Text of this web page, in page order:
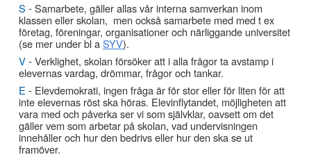
S - Samarbete, gäller allas vår interna samverkan inom
klassen eller skolan, men också samarbete med med t ex
företag, föreningar, organisationeroch närliggande universitet
(se mer under bl aSYV).
V- Verklighet, skolan försöker att i alla frågor ta avstamp i
elevernas vardag, drömmar, frågor och tankar.
E - Elevdemokrati, ingen fråga är för stor eller för liten för att
inte elevernas röst ska höras. Elevinflytandet, möjligheten att
vara med och påverka ser vi som självklar, oavsett om det
gäller vem som arbetar på skolan, vad undervisningen
innehåller och hur den bedrivs eller hur den ska se ut
framöver.